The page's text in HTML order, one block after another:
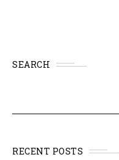
SEARCH
RECENT POSTS